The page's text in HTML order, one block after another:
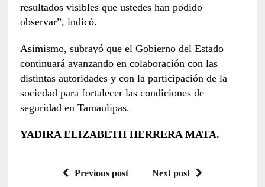
resultados visibles que ustedes han podido
observar”, indicó.
Asimismo, subrayó que el Gobierno del Estado
continuará avanzando en colaboración con las
distintas autoridades y con la participación de la
sociedad para fortalecer las condiciones de
seguridad en Tamaulipas.
YADIRA ELIZABETH HERRERA MATA.
Previous post Next post